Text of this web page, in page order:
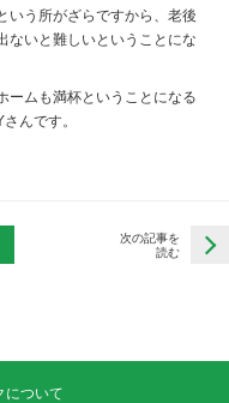
いう所がざらですから、老後
ないと難しいということにな
ムも満杯ということになる
んです。
次の記事を
読む
について